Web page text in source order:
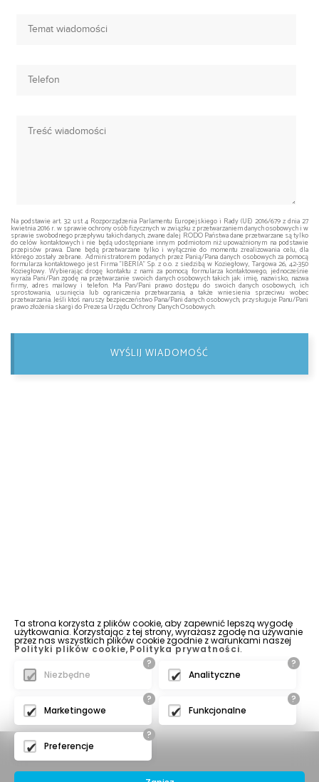
Na podstawie art. 32 ust 4 Rozporządzenia Parlamentu Europejskiego i Rady (UE) 2016/679 z dnia 27
kwietnia 2016 r. w sprawie ochrony osób fizycznych w związku z przetwarzaniem danych osobowych i w
sprawie swobodnego przepływu takich danych, zwane dalej RODO Państwa dane przetwarzane są tylko
do celów kontaktowych i nie będą udostępniane innym podmiotom niż upoważnionym na podstawie
przepisów prawa. Dane będą przetwarzane tylko i wyłącznie do momentu zrealizowania celu, dla
którego zostały zebrane. Administratorem podanych przez Panią/Pana danych osobowych za pomocą
formularza kontaktowego jest Firma "IBERIA" Sp. z o.o. z siedzibą w Koziegłowy, Targowa 26, 42-350
Koziegłowy. Wybierając drogę kontaktu z nami za pomocą formularza kontaktowego, jednocześnie
wyraża Pani/Pan zgodę na przetwarzanie swoich danych osobowych takich jak: imię, nazwisko, nazwa
firmy, adres mailowy i telefon. Ma Pan/Pani prawo dostępu do swoich danych osobowych, ich
sprostowania, usunięcia lub ograniczenia przetwarzania, a także wniesienia sprzeciwu wobec
przetwarzania. Jeśli ktoś naruszy bezpieczeństwo Pana/Pani danych osobowych, przysługuje Panu/Pani
prawo złożenia skargi do Prezesa Urzędu Ochrony Danych Osobowych.
WYŚLIJ WIADOMOŚĆ
Ta strona korzysta z plików cookie, aby zapewnić lepszą wygodę
użytkowania. Korzystając z tej strony, wyrażasz zgodę na używanie
przez nas wszystkich plików cookie zgodnie z warunkami naszej
Polityki plików cookie, Polityka prywatności.
?
Niezbędne
?
Analityczne
?
Marketingowe
?
Funkcjonalne
?
Preferencje